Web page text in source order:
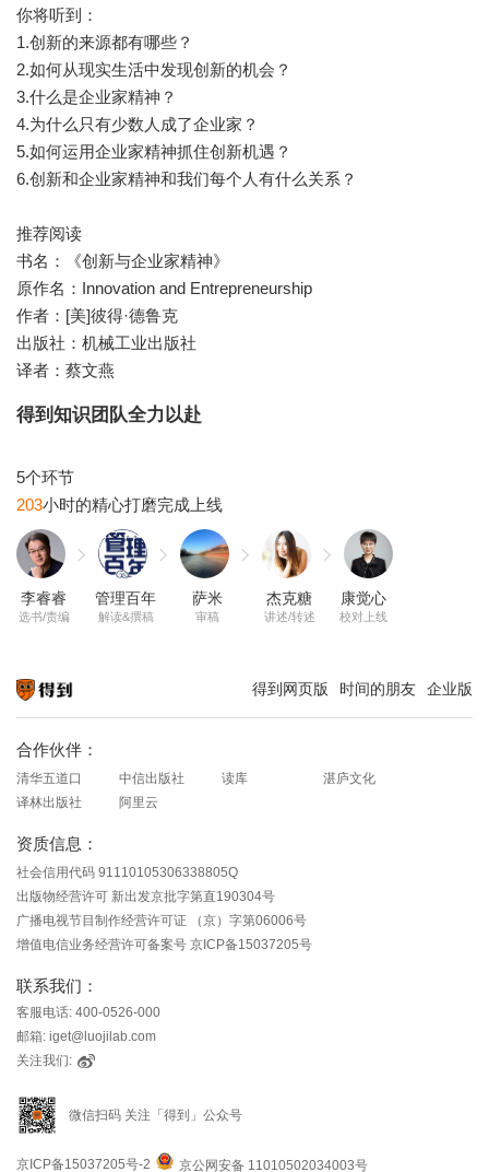
你将听到：
1.创新的来源都有哪些？
2.如何从现实生活中发现创新的机会？
3.什么是企业家精神？
4.为什么只有少数人成了企业家？
5.如何运用企业家精神抓住创新机遇？
6.创新和企业家精神和我们每个人有什么关系？
推荐阅读
书名：《创新与企业家精神》
原作名：Innovation and Entrepreneurship
作者：[美]彼得·德鲁克
出版社：机械工业出版社
译者：蔡文燕
得到知识团队全力以赴
203
李睿睿
选书/责编
管理百年
解读&撰稿
萨米
审稿
杰克糖
讲述/转述
康觉心
校对上线
得到网页版 时间的朋友 企业版
合作伙伴：
清华五道口 中信出版社 读库
湛庐文化
译林出版社
阿里云
资质信息：
社会信用代码 91110105306338805Q
出版物经营许可 新出发京批字第直190304号
广播电视节目制作经营许可证 （京）字第06006号
增值电信业务经营许可备案号 京ICP备15037205号
联系我们：
客服电话: 400-0526-000
邮箱: iget@luojilab.com
关注我们:
微信扫码 关注「得到」公众号
京ICP备15037205号-2 京公网安备 11010502034003号